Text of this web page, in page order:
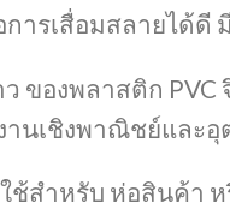
ารเสื่อมสลายได้ดี
ของพลาสติก PVC
านเชิงพาณิชย์และ
สำหรับ ห่อสินค้า ห